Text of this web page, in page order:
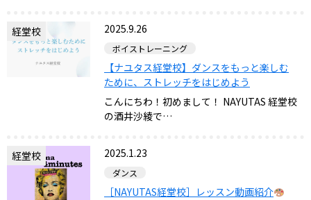
経堂校 2025.9.26
ボイストレーニング
【ナユタス経堂校】ダンスをもっと楽しむ
ために、ストレッチをはじめよう
こんにちわ！初めまして！ NAYUTAS 経堂校
の酒井沙綾で…
経堂校 2025.1.23
ダンス
［NAYUTAS経堂校］レッスン動画紹介